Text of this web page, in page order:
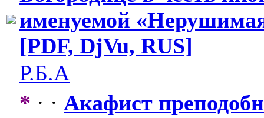
именуемой
[PDF, DjVu, RUS]
Р.Б.А
* · · Акафист